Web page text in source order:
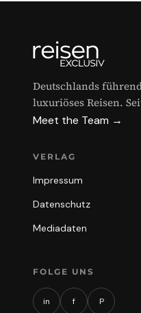
Deutschlands
luxuriöses Reisen.
Meet the Team →
VERLAG
Impressum
Datenschutz
Mediadaten
FOLGE UNS
in f P